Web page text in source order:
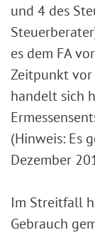
und 4 des
es dem FA
Zeitpunkt vor
handelt sich
(Hinweis: Es
Dezember
Im Streitfall
Gebrauch